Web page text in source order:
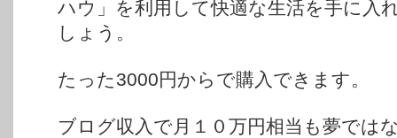
ハウ」を利用して快適な生活を手に入
しょう。
たった3000円からで購入できます。
ブログ収入で月１０万円相当も夢では